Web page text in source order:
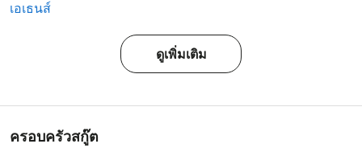
เอเธนส์
ดูเพิ่มเติม
ครอบครัวสกู๊ต